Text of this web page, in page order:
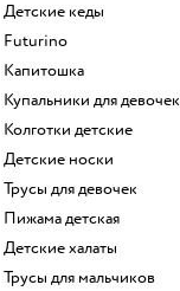
Детские кеды
Futurino
Капитошка
Купальники для девочек
Колготки детские
Детские носки
Трусы для девочек
Пижама детская
Детские халаты
Трусы для мальчиков